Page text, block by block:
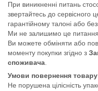
При виникненні питань
звертайтесь до сервісного
гарантійному талоні або
Ми не залишимо це
Ви можете обміняти або
моменту покупки згідно з
споживача
Умови повернення
Не порушена цілісність